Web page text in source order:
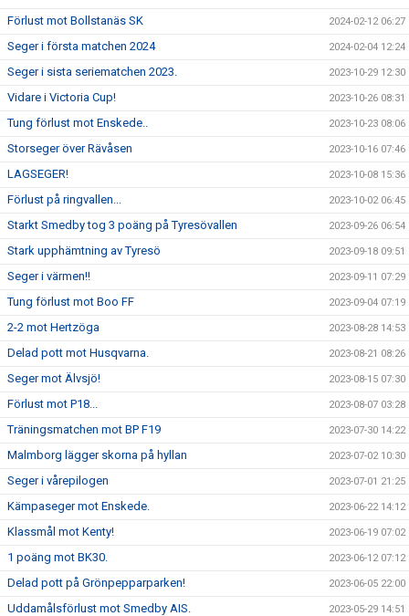
Förlust mot Bollstanäs SK 2024-02-12 06:27
Seger i första matchen 2024 2024-02-04 12:24
Seger i sista seriematchen 2023. 2023-10-29 12:30
Vidare i Victoria Cup! 2023-10-26 08:31
Tung förlust mot Enskede.. 2023-10-23 08:06
Storseger över Rävåsen 2023-10-16 07:46
LAGSEGER! 2023-10-08 15:36
Förlust på ringvallen... 2023-10-02 06:45
Starkt Smedby tog 3 poäng på Tyresövallen 2023-09-26 06:54
Stark upphämtning av Tyresö 2023-09-18 09:51
Seger i värmen!! 2023-09-11 07:29
Tung förlust mot Boo FF 2023-09-04 07:19
2-2 mot Hertzöga 2023-08-28 14:53
Delad pott mot Husqvarna. 2023-08-21 08:26
Seger mot Älvsjö! 2023-08-15 07:30
Förlust mot P18... 2023-08-07 03:28
Träningsmatchen mot BP F19 2023-07-30 14:22
Malmborg lägger skorna på hyllan 2023-07-02 10:30
Seger i vårepilogen 2023-07-01 21:25
Kämpaseger mot Enskede. 2023-06-22 14:12
Klassmål mot Kenty! 2023-06-19 07:02
1 poäng mot BK30. 2023-06-12 07:12
Delad pott på Grönpepparparken! 2023-06-05 22:00
Uddamålsförlust mot Smedby AIS. 2023-05-29 14:51